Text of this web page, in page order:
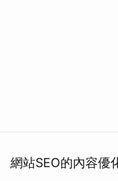
網站SEO的內容優